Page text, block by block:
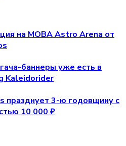
на MOBA Astro Arena от
баннеры уже есть в
Kaleidorider
празднует 3-ю годовщину с
10 000 ₽